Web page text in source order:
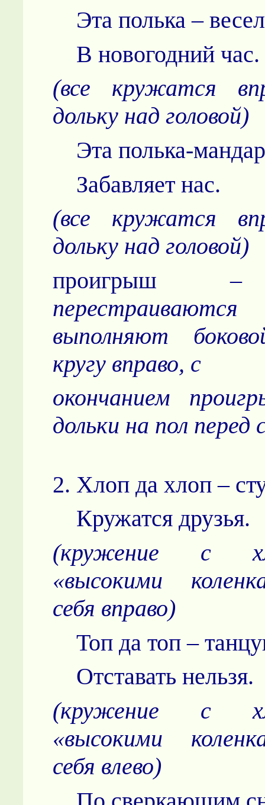
Эта полька –
В новогодний час.
(все кружатся
дольку над головой)
Эта полька-
Забавляет нас.
(все кружатся
дольку над головой)
выполняют
кругу вправо, с
окончанием
дольки на пол перед
2. Хлоп да хлоп –
Кружатся друзья.
(кружение с
«высокими
себя вправо)
Топ да топ –
Отставать нельзя.
(кружение с
«высокими
себя влево)